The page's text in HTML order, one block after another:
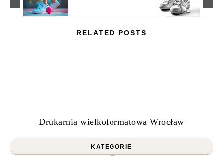
RELATED POSTS
Drukarnia wielkoformatowa Wrocław
KATEGORIE